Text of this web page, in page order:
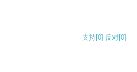
支持[0] 反对[0]